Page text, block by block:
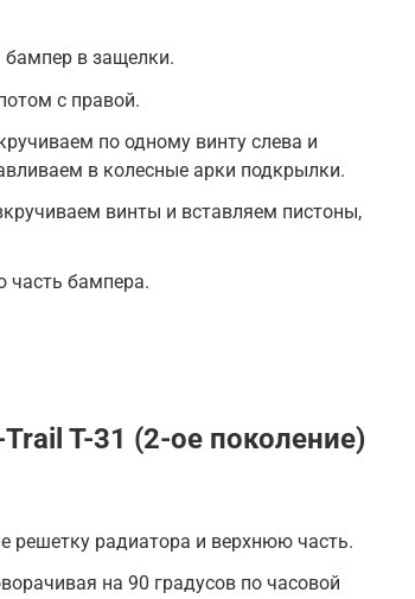
бампер в защелки.
с правой.
по одному винту слева и
в колесные арки подкрылки.
винты и вставляем пистоны,
часть бампера.
T-31 (2-ое поколение)
радиатора и верхнюю часть.
на 90 градусов по часовой